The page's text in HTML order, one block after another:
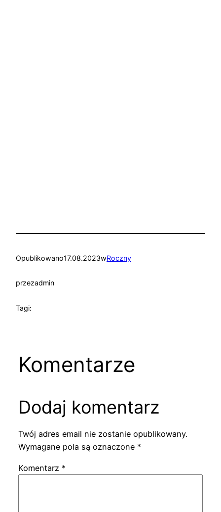
Opublikowano17.08.2023wRoczny
przezadmin
Tagi:
Komentarze
Dodaj komentarz
Twój adres email nie zostanie opublikowany.
Wymagane pola są oznaczone *
Komentarz *